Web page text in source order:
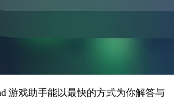
游戏助手能以最快的方式为你解答与